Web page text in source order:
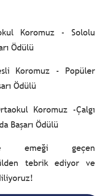
Koromuz - Sololu
Ödülü
Koromuz - Popüler
Ödülü
Koromuz -Çalgı
Başarı Ödülü
emeği geçen
tebrik ediyor ve